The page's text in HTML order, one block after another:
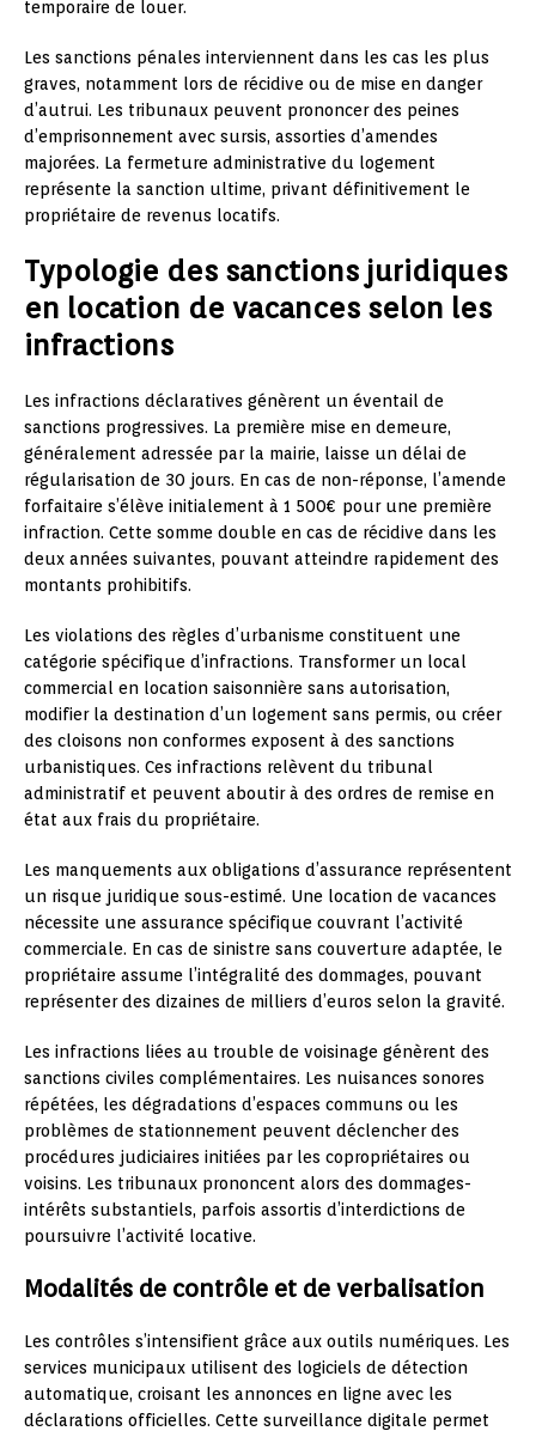
temporaire de louer.
Les sanctions pénales interviennent dans les cas les plus
graves, notamment lors de récidive ou de mise en danger
d’autrui. Les tribunaux peuvent prononcer des peines
d’emprisonnement avec sursis, assorties d’amendes
majorées. La fermeture administrative du logement
représente la sanction ultime, privant définitivement le
propriétaire de revenus locatifs.
Typologie des sanctions juridiques
en location de vacances selon les
infractions
Les infractions déclaratives génèrent un éventail de
sanctions progressives. La première mise en demeure,
généralement adressée par la mairie, laisse un délai de
régularisation de 30 jours. En cas de non-réponse, l’amende
forfaitaire s’élève initialement à 1 500€ pour une première
infraction. Cette somme double en cas de récidive dans les
deux années suivantes, pouvant atteindre rapidement des
montants prohibitifs.
Les violations des règles d’urbanisme constituent une
catégorie spécifique d’infractions. Transformer un local
commercial en location saisonnière sans autorisation,
modifier la destination d’un logement sans permis, ou créer
des cloisons non conformes exposent à des sanctions
urbanistiques. Ces infractions relèvent du tribunal
administratif et peuvent aboutir à des ordres de remise en
état aux frais du propriétaire.
Les manquements aux obligations d’assurance représentent
un risque juridique sous-estimé. Une location de vacances
nécessite une assurance spécifique couvrant l’activité
commerciale. En cas de sinistre sans couverture adaptée, le
propriétaire assume l’intégralité des dommages, pouvant
représenter des dizaines de milliers d’euros selon la gravité.
Les infractions liées au trouble de voisinage génèrent des
sanctions civiles complémentaires. Les nuisances sonores
répétées, les dégradations d’espaces communs ou les
problèmes de stationnement peuvent déclencher des
procédures judiciaires initiées par les copropriétaires ou
voisins. Les tribunaux prononcent alors des dommages-
intérêts substantiels, parfois assortis d’interdictions de
poursuivre l’activité locative.
Modalités de contrôle et de verbalisation
Les contrôles s’intensifient grâce aux outils numériques. Les
services municipaux utilisent des logiciels de détection
automatique, croisant les annonces en ligne avec les
déclarations officielles. Cette surveillance digitale permet